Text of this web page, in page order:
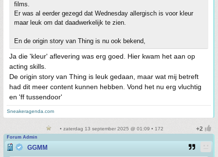
films.
Er was al eerder gezegd dat Wednesday allergisch is voor kleur
maar leuk om dat daadwerkelijk te zien.
En de origin story van Thing is nu ook bekend,
Ja die 'kleur' aflevering was erg goed. Hier kwam het aan op
acting skills.
De origin story van Thing is leuk gedaan, maar wat mij betreft
had dit meer content kunnen hebben. Vond het nu erg vluchtig
en 'ff tussendoor'
Sneakeragenda.com
• zaterdag 13 september 2025 @ 01:09 • 172
Forum Admin
GGMM